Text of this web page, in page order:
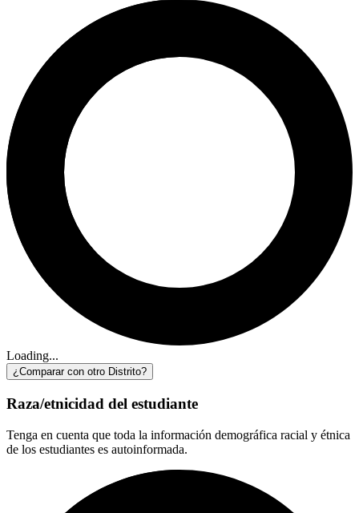
Loading...
¿Comparar con otro Distrito?
Raza/etnicidad del estudiante
Tenga en cuenta que toda la información demográfica racial y étnica
de los estudiantes es autoinformada.